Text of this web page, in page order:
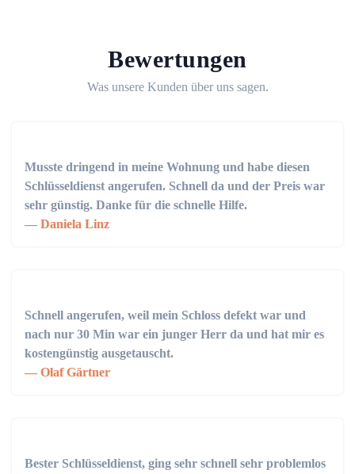
Bewertungen
Was unsere Kunden über uns sagen.
Musste dringend in meine Wohnung und habe diesen
Schlüsseldienst angerufen. Schnell da und der Preis war
sehr günstig. Danke für die schnelle Hilfe.
Daniela Linz
Schnell angerufen, weil mein Schloss defekt war und
nach nur 30 Min war ein junger Herr da und hat mir es
kostengünstig ausgetauscht.
Olaf Gärtner
Bester Schlüsseldienst, ging sehr schnell sehr problemlos